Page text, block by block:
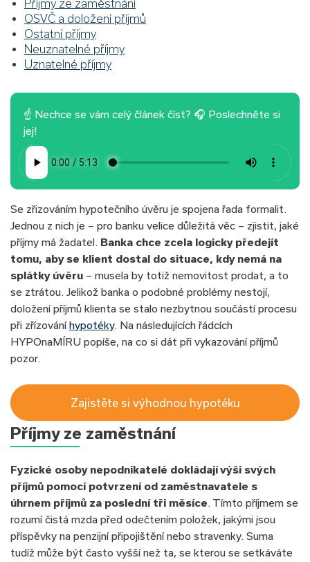
Příjmy ze zaměstnání
OSVČ a doložení příjmů
Ostatní příjmy
Neuznatelné příjmy
Uznatelné příjmy
☝ Nechce se vám celý článek číst? 🎧 Poslechněte si
jej!
Se zřizováním hypotečního úvěru je spojena řada formalit.
Jednou z nich je – pro banku velice důležitá věc – zjistit, jaké
příjmy má žadatel. Banka chce zcela logicky předejít
tomu, aby se klient dostal do situace, kdy nemá na
splátky úvěru – musela by totiž nemovitost prodat, a to
se ztrátou. Jelikož banka o podobné problémy nestojí,
doložení příjmů klienta se stalo nezbytnou součástí procesu
při zřízování hypotéky. Na následujících řádcích
HYPOnaMÍRU popíše, na co si dát při vykazování příjmů
pozor.
Zajistěte si výhodnou hypotéku
Příjmy ze zaměstnání
Fyzické osoby nepodnikatelé dokládají výši svých
příjmů pomocí potvrzení od zaměstnavatele s
úhrnem příjmů za poslední tři měsíce. Tímto příjmem se
rozumí čistá mzda před odečtením položek, jakými jsou
příspěvky na penzijní připojištění nebo stravenky. Suma
tudíž může být často vyšší než ta, se kterou se setkáváte